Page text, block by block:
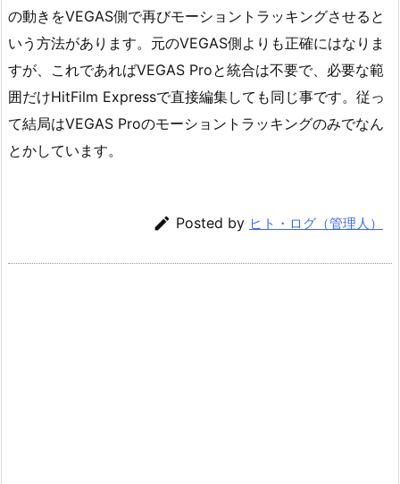
の動きをVEGAS側で再びモーショントラッキングさせると
いう方法があります。元のVEGAS側よりも正確にはなりま
すが、これであればVEGAS Proと統合は不要で、必要な範
囲だけHitFilm Expressで直接編集しても同じ事です。従っ
て結局はVEGAS Proのモーショントラッキングのみでなん
とかしています。
 Posted by ヒト・ログ（管理人）